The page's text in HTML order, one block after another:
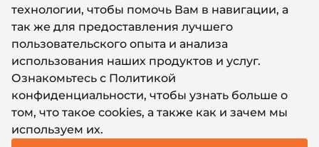
Email
Whatsapp
Написать нам
технологии, чтобы помочь Вам в навигации, а
так же для предоставления лучшего
пользовательского опыта и анализа
использования наших продуктов и услуг.
Ознакомьтесь с Политикой
конфиденциальности, чтобы узнать больше о
том, что такое cookies, а также как и зачем мы
используем их.